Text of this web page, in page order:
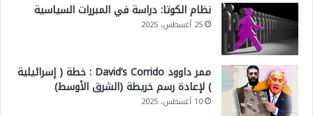
نظام الكوتا: دراسة في المبررات السياسية
25 أغسطس، 2025
ممر داوود David’s Corrido : خطة ( إسرائيلية
) لإعادة رسم خريطة (الشرق الأوسط)
10 أغسطس، 2025